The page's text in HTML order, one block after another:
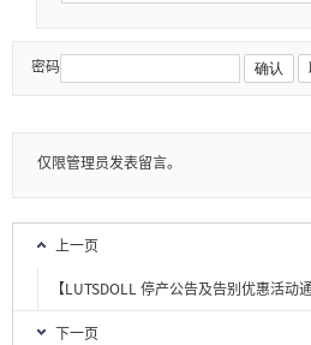
密码 确认
仅限管理员发表留言。
上一页
【LUTSDOLL 停产公告及告别优惠活动通
下一页